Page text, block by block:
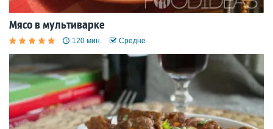
Мясо в мультиварке
120 мин. Средне